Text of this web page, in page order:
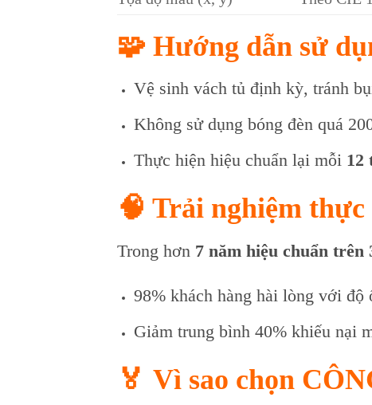
🧩 Hướng dẫn sử
Vệ sinh vách tủ định kỳ, tránh
Không sử dụng bóng đèn quá
Thực hiện hiệu chuẩn lại mỗi 12
🧠 Trải nghiệm thực
Trong hơn 7 năm hiệu chuẩn
98% khách hàng hài lòng với độ
Giảm trung bình 40% khiếu nại
🏅 Vì sao chọn